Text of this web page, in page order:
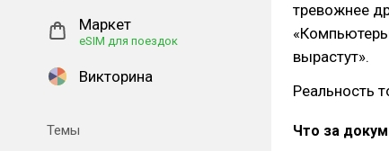
Маркет
eSIM для поездок
Викторина
Темы
тревожнее
«Компьютеры
вырастут».
Реальность
Что за